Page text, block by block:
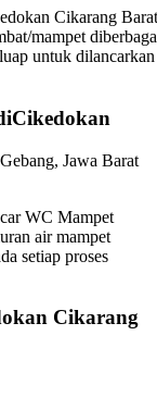
Cikarang Barat
mampet
untuk dilancarkan
Jawa Barat
WC Mampet
air mampet
setiap proses
Cikarang